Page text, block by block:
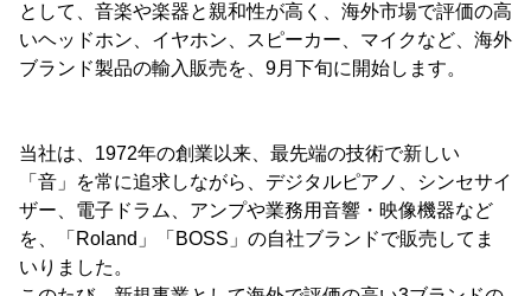
として、音楽や楽器と親和性が高く、海外市場で評価の高
いヘッドホン、イヤホン、スピーカー、マイクなど、海外
ブランド製品の輸入販売を、9月下旬に開始します。
当社は、1972年の創業以来、最先端の技術で新しい
「音」を常に追求しながら、デジタルピアノ、シンセサイ
ザー、電子ドラム、アンプや業務用音響・映像機器など
を、「Roland」「BOSS」の自社ブランドで販売してま
いりました。